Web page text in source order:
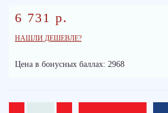
6 731 р.
НАШЛИ ДЕШЕВЛЕ?
Цена в бонусных баллах: 2968